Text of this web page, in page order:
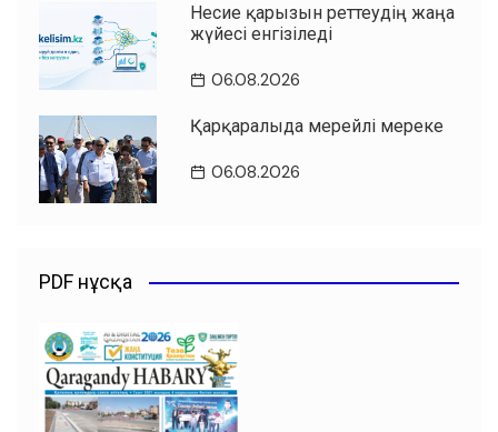
Несие қарызын реттеудің жаңа
жүйесі енгізіледі
06.08.2026
Қарқаралыда мерейлі мереке
06.08.2026
PDF нұсқа